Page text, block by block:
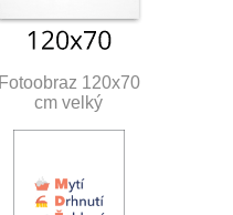
Fotoobraz 120x70
cm velký